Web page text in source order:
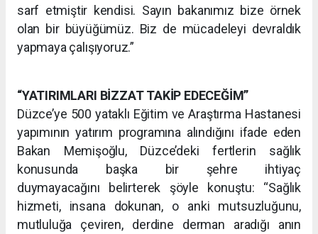
sarf etmiştir kendisi. Sayın bakanımız bize örnek
olan bir büyüğümüz. Biz de mücadeleyi devraldık
yapmaya çalışıyoruz.”
“YATIRIMLARI BİZZAT TAKİP EDECEĞİM”
Düzce’ye 500 yataklı Eğitim ve Araştırma Hastanesi
yapımının yatırım programına alındığını ifade eden
Bakan Memişoğlu, Düzce’deki fertlerin sağlık
konusunda başka bir şehre ihtiyaç
duymayacağını belirterek şöyle konuştu: “Sağlık
hizmeti, insana dokunan, o anki mutsuzluğunu,
mutluluğa çeviren, derdine derman aradığı anın